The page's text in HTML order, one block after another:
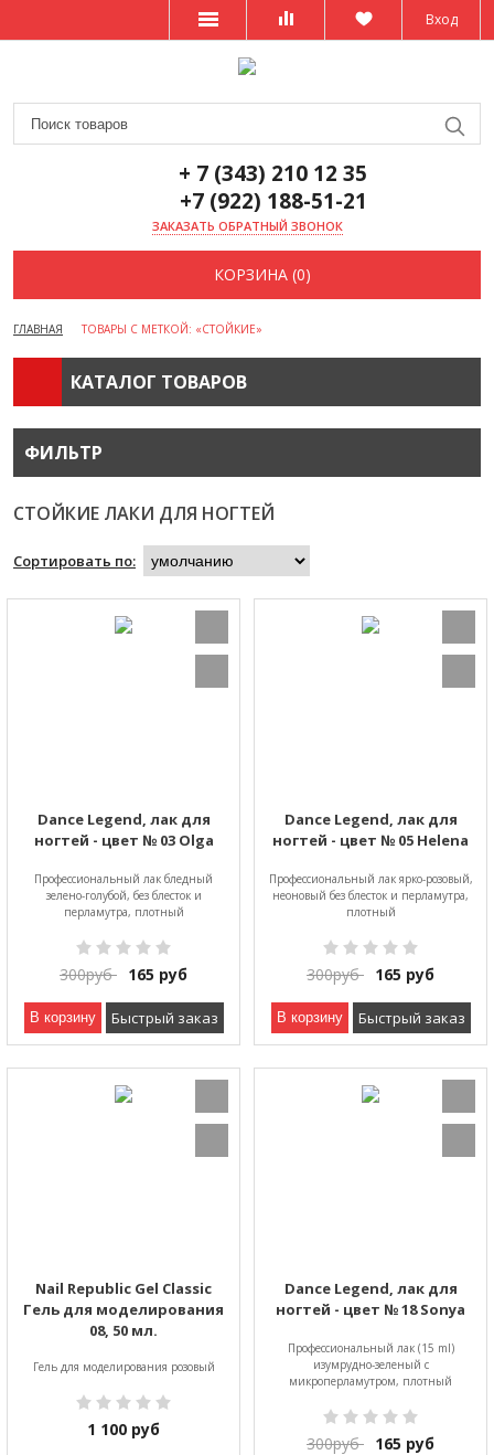
Вход
+ 7 (343) 210 12 35
+7 (922) 188-51-21
ЗАКАЗАТЬ ОБРАТНЫЙ ЗВОНОК
КОРЗИНА (0)
ГЛАВНАЯ ТОВАРЫ С МЕТКОЙ: «СТОЙКИЕ»
КАТАЛОГ ТОВАРОВ
ФИЛЬТР
СТОЙКИЕ ЛАКИ ДЛЯ НОГТЕЙ
Сортировать по:
Dance Legend, лак для
ногтей - цвет № 03 Olga
Профессиональный лак бледный
зелено-голубой, без блесток и
перламутра, плотный
300руб 165 руб
В корзину Быстрый заказ
Dance Legend, лак для
ногтей - цвет № 05 Helena
Профессиональный лак ярко-розовый,
неоновый без блесток и перламутра,
плотный
300руб 165 руб
В корзину Быстрый заказ
Nail Republic Gel Classic
Гель для моделирования
08, 50 мл.
Гель для моделирования розовый
1 100 руб
Dance Legend, лак для
ногтей - цвет № 18 Sonya
Профессиональный лак (15 ml)
изумрудно-зеленый с
микроперламутром, плотный
300руб 165 руб